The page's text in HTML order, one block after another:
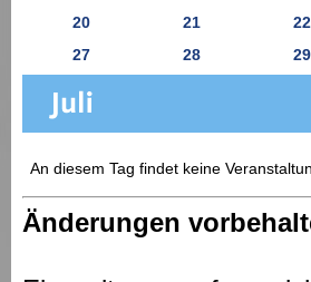
20
21 22
27
28 29
An diesem Tag findet keine
Änderungen